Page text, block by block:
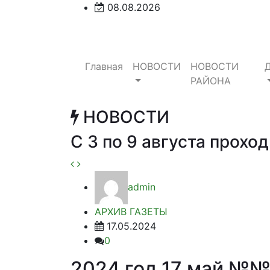
08.08.2026
Главная НОВОСТИ
НОВОСТИ
РАЙОНА
НОВОСТИ
С 3 по 9 августа
admin
АРХИВ ГАЗЕТЫ
17.05.2024
0